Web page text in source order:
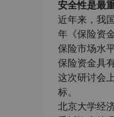
安全性是最
近年来，我
年《保险资
保险市场水
保险资金具
这次研讨会
标。
北京大学经